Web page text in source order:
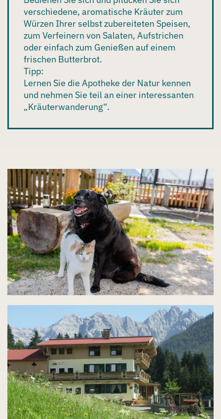
verschiedene, aromatische Kräuter zum
Würzen Ihrer selbst zubereiteten Speisen,
zum Verfeinern von Salaten, Aufstrichen
oder einfach zum Genießen auf einem
frischen Butterbrot.
Tipp:
Lernen Sie die Apotheke der Natur kennen
und nehmen Sie teil an einer interessanten
„Kräuterwanderung“.